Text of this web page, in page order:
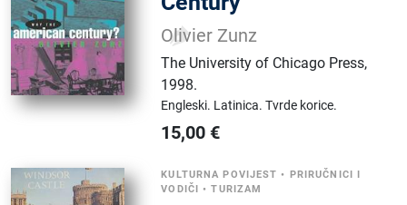
Olivier Zunz
The University of Chicago Press,
1998.
Engleski. Latinica.Tvrde korice.
15,00 €
KULTURNA POVIJEST •
PRIRUČNICI I
VODIČI
•TURIZAM